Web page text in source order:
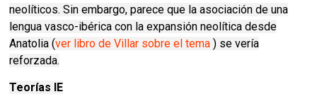
neolíticos. Sin embargo, parece que la asociación de una
lengua vasco-ibérica con la expansión neolítica desde
Anatolia (ver libro de Villar sobre el tema ) se vería
reforzada.
Teorías IE